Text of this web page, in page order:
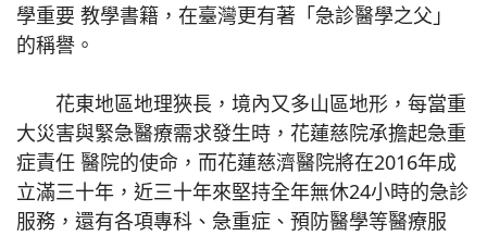
學重要 教學書籍，在臺灣更有著「急診醫學之父」
的稱譽。
花東地區地理狹長，境內又多山區地形，每當重
大災害與緊急醫療需求發生時，花蓮慈院承擔起急重
症責任 醫院的使命，而花蓮慈濟醫院將在2016年成
立滿三十年，近三十年來堅持全年無休24小時的急診
服務，還有各項專科、急重症、預防醫學等醫療服